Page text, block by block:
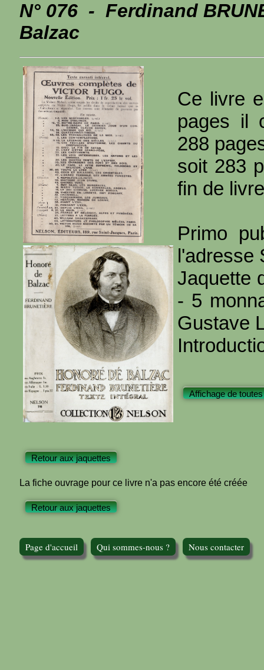
N° 076 - Ferdinand
Balzac
Ce livre
pages il
288
soit 283
fin de
Primo
l'adresse
Jaquette
- 5
Gustave
Affichage de
Retour aux jaquettes
La fiche ouvrage pour ce livre n'a pas encore été créée
Retour aux jaquettes
Page d'accueil Qui sommes-nous ? Nous contacter